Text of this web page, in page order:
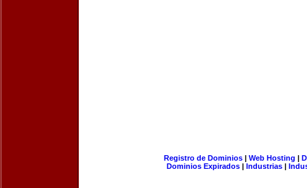
Registro de Dominios| Web Hosting |
Dominios Expirados | Industrias |